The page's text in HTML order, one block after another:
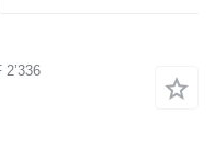
2’336